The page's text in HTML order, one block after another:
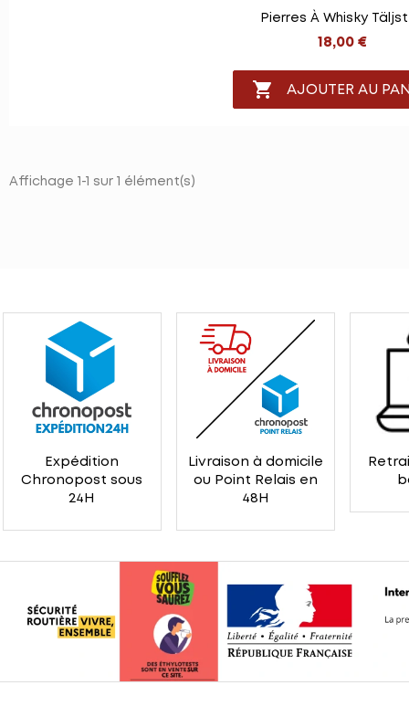
Pierres À Whisky
18,00 €
 AJOUTER AU
Affichage 1-1 sur 1 élément(s)
Expédition
Chronopost sous
24H
Livraison à domicile
ou Point Relais en
48H